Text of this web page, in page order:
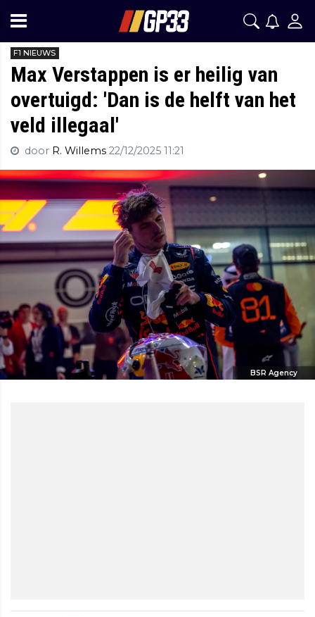
F1 NIEUWS
Max Verstappen is er heilig van
overtuigd: 'Dan is de helft van het
veld illegaal'
door R. Willems 22/12/2025 11:21
BSR Agency